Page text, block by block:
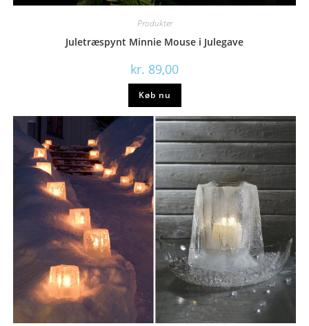
Produkter
Juletræspynt Minnie Mouse i Julegave
kr. 89,00
Køb nu